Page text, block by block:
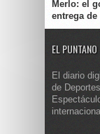
Merlo: el
entrega
EL
El diario
de